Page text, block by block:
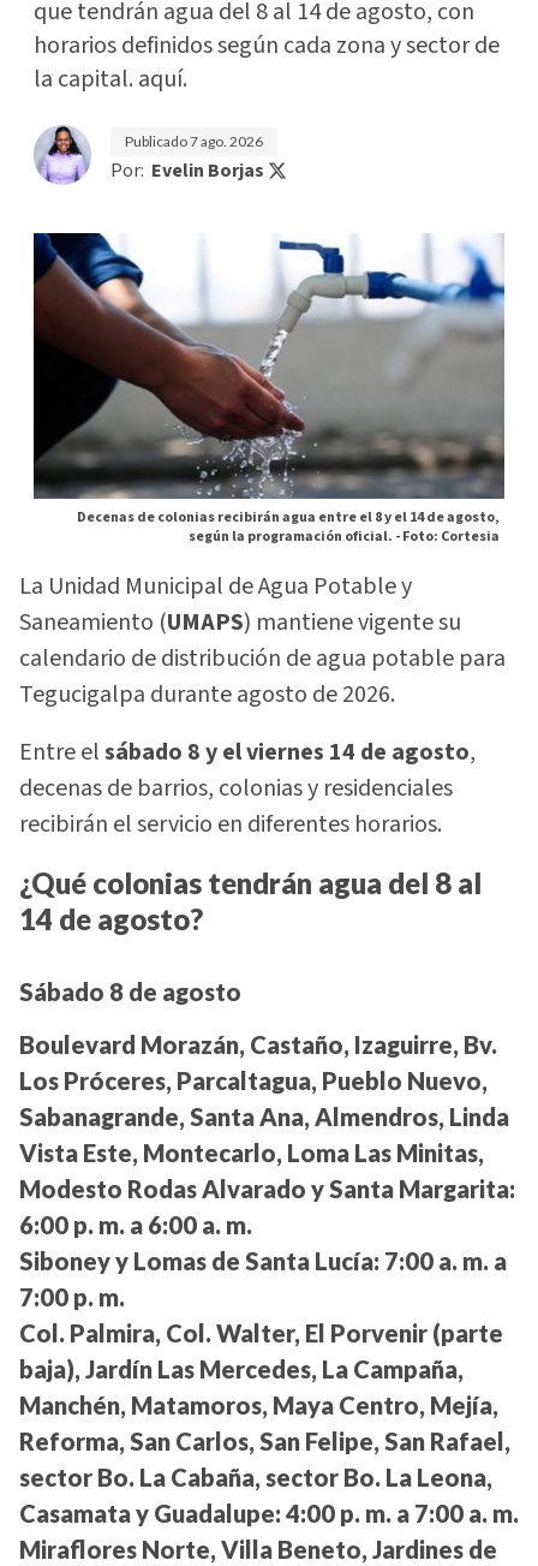
que tendrán agua del 8 al 14 de agosto, con
horarios definidos según cada zona y sector de
la capital. aquí.
Publicado7 ago. 2026
Por: Evelin Borjas
Decenas de colonias recibirán agua entre el 8 y el 14 de agosto,
según la programación oficial. -Foto: Cortesia
La Unidad Municipal de Agua Potable y
Saneamiento (UMAPS) mantiene vigente su
calendario de distribución de agua potable para
Tegucigalpa durante agosto de 2026.
Entre elsábado 8 y el viernes 14 de agosto,
decenas de barrios, colonias y residenciales
recibirán el servicio en diferentes horarios.
¿Qué colonias tendrán agua del 8 al
14 de agosto?
Sábado 8 de agosto
Boulevard Morazán, Castaño, Izaguirre, Bv.
Los Próceres, Parcaltagua, Pueblo Nuevo,
Sabanagrande, Santa Ana, Almendros, Linda
Vista Este, Montecarlo, Loma Las Minitas,
Modesto Rodas Alvarado y Santa Margarita:
6:00 p. m. a 6:00 a. m.
Siboney y Lomas de Santa Lucía: 7:00 a. m. a
7:00 p. m.
Col. Palmira, Col. Walter, El Porvenir (parte
baja), Jardín Las Mercedes, La Campaña,
Manchén, Matamoros, Maya Centro, Mejía,
Reforma, San Carlos, San Felipe, San Rafael,
sector Bo. La Cabaña, sector Bo. La Leona,
Casamata y Guadalupe: 4:00 p. m. a 7:00 a. m.
Miraflores Norte, Villa Beneto, Jardines de